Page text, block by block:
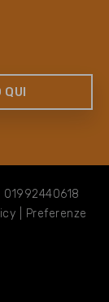
QUI
Preferenze